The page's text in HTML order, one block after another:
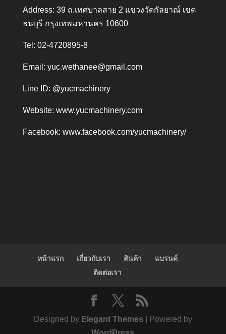
Address: 39 ถ.เทศบาลสาย 2 แขวงวัดกัลยาณ์ เขต
ธนบุรี กรุงเทพมหานคร 10600
Tel: 02-4720895-8
Email: yuc.wethanee@gmail.com
Line ID: @yucmachinery
Website: www.yucmachinery.com
Facebook: www.facebook.com/yucmachinery/
หน้าแรก เกี่ยวกับเรา สินค้า
แบรนด์
ติดต่อเรา
Designed by Elegant Themes | Powered by